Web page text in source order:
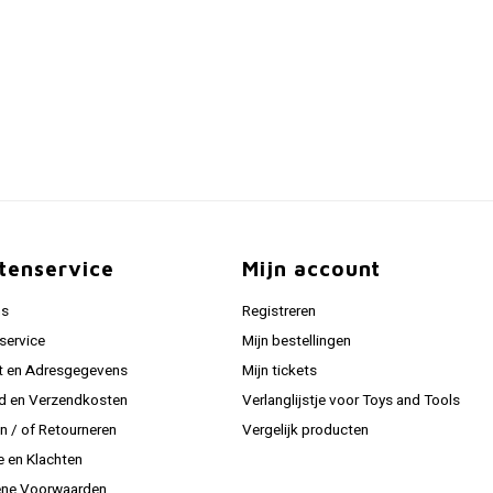
en Adresgegevens
en Verzendkosten
/ of Retourneren
en Klachten
Mijn account
Registreren
Mijn bestellingen
Mijn tickets
Verlanglijstje voor Toys and Tools
Vergelijk producten